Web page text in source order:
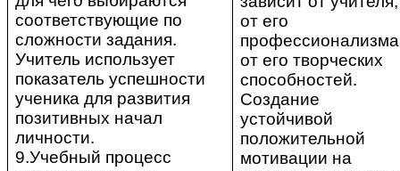
соответствующие по
сложности задания.
Учитель использует
показатель успешности
ученика для развития
позитивных начал
личности.
9.Учебный процесс
от его
от его творческих
способностей.
Создание
устойчивой
положительной
мотивации на